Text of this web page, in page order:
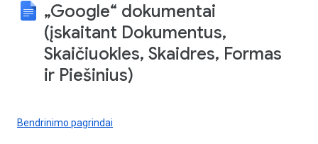
„Google“ dokumentai
(įskaitant Dokumentus,
Skaičiuokles, Skaidres, Formas
ir Piešinius)
Bendrinimo pagrindai